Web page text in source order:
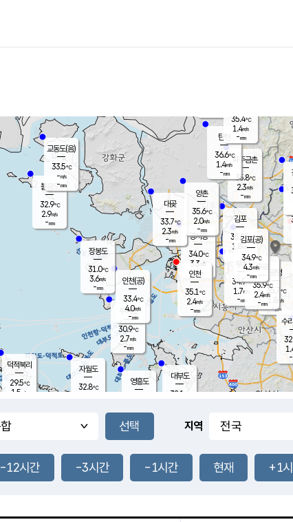
풍도
3.2m/s
무의도
30.9℃
2.7m/s
-mm
영흥도
볼음도
32.9℃
2.9m/s
-mm
자월도
32.8℃
장봉도
31.0℃
3.6m/s
-mm
35.5
℃
대부도
32.1
경서동
34.0℃
3.3 m/s
-mm
파주금촌
35.8℃
2.3m/s
-mm
대곶
33.7℃
2.3m/s
-mm
탄현
36.6℃
1.4m/s
-mm
김포
35.8℃
1.8 m/s
mm
광명
35.7 ℃
1.8 m/s
-mm
부천
34.9℃
1.7m/s
-mm
양촌
35.6℃
2.0m/s
-mm
구로
35.9℃
2.4m/s
-mm
수
-
덕적북리
29.5℃
1.5 m/s
인천(공)
33.4℃
4.0m/s
-mm
김포(공)
34.9℃
4.3m/s
-mm
교동도(음)
33.5℃
-m/s
-mm
인천
35.1℃
2.4m/s
-mm
35.4℃
1.4m/s
-mm
지역
-12시간 -3시간 -1시간 현재 +1